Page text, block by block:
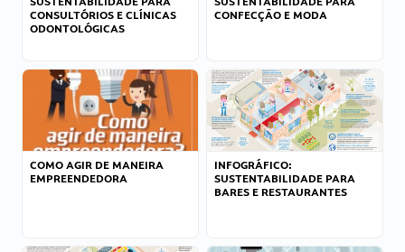
CONSULTÓRIOS E CLÍNICAS
ODONTOLÓGICAS
CONFECÇÃO E MODA
COMO AGIR DE MANEIRA
EMPREENDEDORA
INFOGRÁFICO:
SUSTENTABILIDADE PARA
BARES E RESTAURANTES